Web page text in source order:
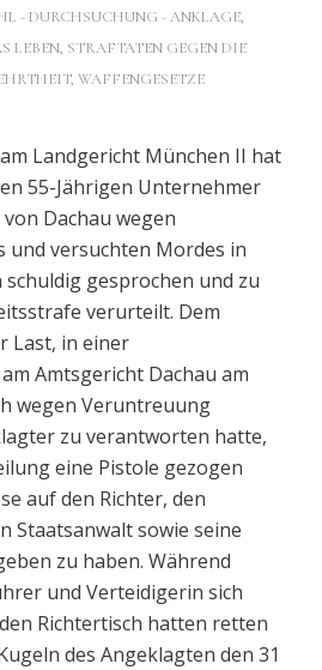
- DURCHSUCHUNG - ANKLAGE,
LEBEN, STRAFTATEN GEGEN DIE
, WAFFENGESETZE
Landgericht München II hat
55-Jährigen Unternehmer
Dachau wegen
und versuchten Mordes in
gesprochen und zu
verurteilt. Dem
Last, in einer
Amtsgericht Dachau am
wegen Veruntreuung
zu verantworten hatte,
eine Pistole gezogen
auf den Richter, den
Staatsanwalt sowie seine
zu haben. Während
und Verteidigerin sich
Richtertisch hatten retten
des Angeklagten den 31